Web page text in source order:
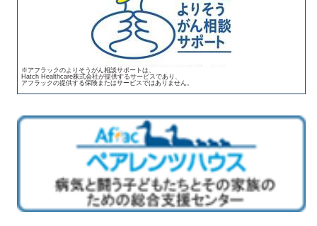
※アフラックのよりそうがん相談サポートは、
Hatch Healthcare株式会社が提供するサービスであり、
アフラックの提供する保険またはサービスではありません。